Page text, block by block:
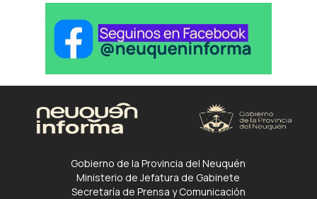
Gobierno de la Provincia del Neuquén
Ministerio de Jefatura de Gabinete
Secretaría de Prensa y Comunicación